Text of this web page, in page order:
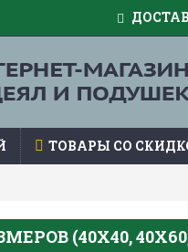
ТОВАРЫ СО
(40Х40,